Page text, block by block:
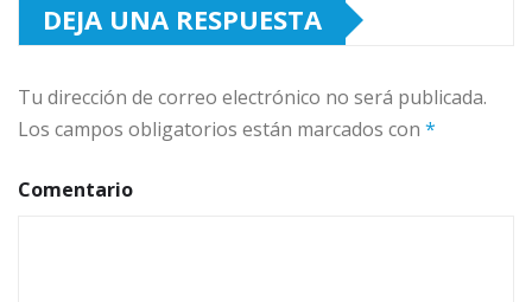
DEJA UNA RESPUESTA
Tu dirección de correo electrónico no será publicada.
Los campos obligatorios están marcados con *
Comentario